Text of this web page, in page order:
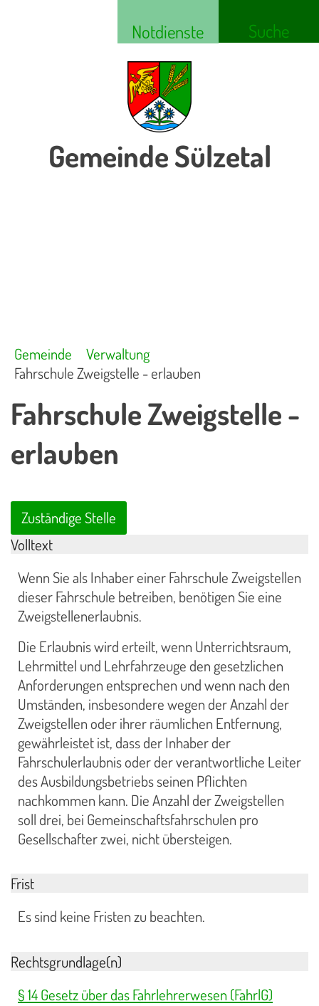
Notdienste Suche
Gemeinde Sülzetal
Gemeinde
Verwaltung
Fahrschule Zweigstelle - erlauben
Fahrschule Zweigstelle -
erlauben
Zuständige Stelle
Volltext
Wenn Sie als Inhaber einer Fahrschule Zweigstellen
dieser Fahrschule betreiben, benötigen Sie eine
Zweigstellenerlaubnis.
Die Erlaubnis wird erteilt, wenn Unterrichtsraum,
Lehrmittel und Lehrfahrzeuge den gesetzlichen
Anforderungen entsprechen und wenn nach den
Umständen, insbesondere wegen der Anzahl der
Zweigstellen oder ihrer räumlichen Entfernung,
gewährleistet ist, dass der Inhaber der
Fahrschulerlaubnis oder der verantwortliche Leiter
des Ausbildungsbetriebs seinen Pflichten
nachkommen kann. Die Anzahl der Zweigstellen
soll drei, bei Gemeinschaftsfahrschulen pro
Gesellschafter zwei, nicht übersteigen.
Frist
Es sind keine Fristen zu beachten.
Rechtsgrundlage(n)
§ 14 Gesetz über das Fahrlehrerwesen (FahrlG)